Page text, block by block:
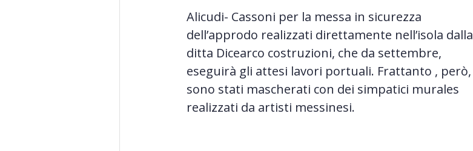
Alicudi- Cassoni per la messa in sicurezza
dell’approdo realizzati direttamente nell’isola dalla
ditta Dicearco costruzioni, che da settembre,
eseguirà gli attesi lavori portuali. Frattanto , però,
sono stati mascherati con dei simpatici murales
realizzati da artisti messinesi.